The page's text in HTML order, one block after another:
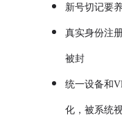
新号切记要
真实身份注
被封
统一设备和
化，被系统